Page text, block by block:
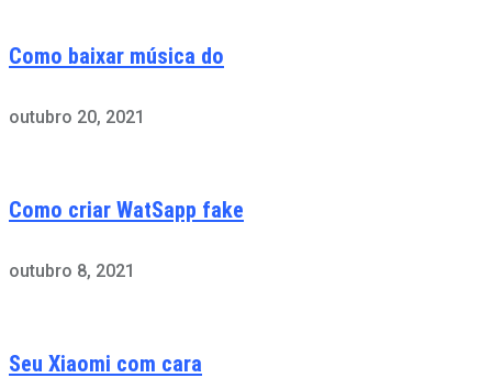
Como baixar música do
outubro 20, 2021
Como criar WatSapp fake
outubro 8, 2021
Seu Xiaomi com cara